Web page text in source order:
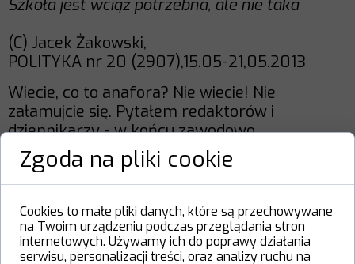
Szkoła jest wciąż potrzebna, ale nie taka
(C) Jacek Żakowski,
POLITYKA nr 20 (2907),15.05-21,05.2013
Wiecie, co to anafora? Nie wiecie! Nie
załamujcie się. Pytałem redaktorów i
dziennikarzy - w końcu zawodowo
zajmujących się pisaniem - też nie wiedzieli. Po
jaką cholerę ma to wiedzieć 325 tys.
tegorocznych (2013) maturzystów?
Ostatnie teksty:
AI przejmie większość prac
Zgoda na pliki cookie
Cookies to małe pliki danych, które są przechowywane
na Twoim urządzeniu podczas przeglądania stron
internetowych. Używamy ich do poprawy działania
serwisu, personalizacji treści, oraz analizy ruchu na